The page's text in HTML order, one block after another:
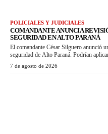
POLICIALES Y JUDICIALES
COMANDANTE ANUNCIA
SEGURIDAD EN ALTO PARANÁ
El comandante César Silguero anunció
seguridad de Alto Paraná. Podrían
7 de agosto de 2026